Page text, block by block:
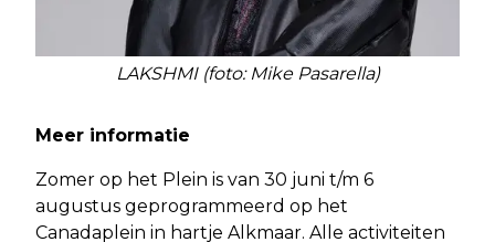
LAKSHMI (foto: Mike Pasarella)
Meer informatie
Zomer op het Plein is van 30 juni t/m 6
augustus geprogrammeerd op het
Canadaplein in hartje Alkmaar. Alle activiteiten